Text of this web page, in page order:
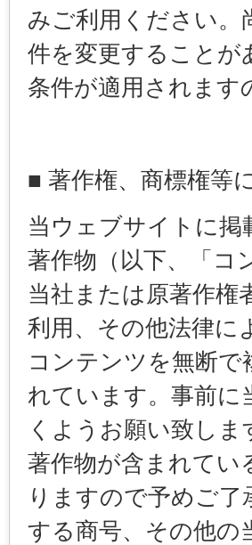
みご利用ください。
件を変更することが
条件が適用されます
■ 著作権、商標権等
当ウェブサイトに掲
著作物（以下、「コ
当社または原著作権
利用、その他法律に
コンテンツを無断
れています。事前に
くようお願い致し
著作物が含まれてい
りますので予めご
する商号、その他の